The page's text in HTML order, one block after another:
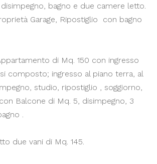
bagno e due camere letto.
Garage, Ripostiglio con bagno
di Mq. 150 con ingresso
composto; ingresso al piano terra, al
studio, ripostiglio , soggiorno,
Balcone di Mq. 5, disimpegno, 3
.
due vani di Mq. 145.